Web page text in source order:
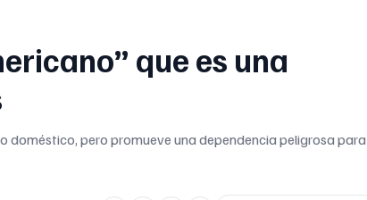
que es una
pero promueve una dependencia peligrosa para